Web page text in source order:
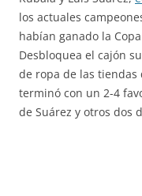
los actuales
habían ganado la
Desbloquea el cajón
de ropa de las tiendas
terminó con un 2-4
de Suárez y otros dos